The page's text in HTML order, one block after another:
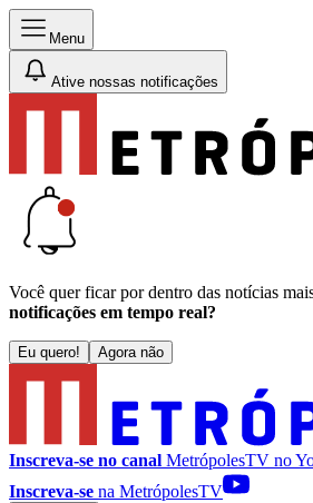
Menu
Ative nossas notificações
Você quer ficar por dentro das notícias
notificações em tempo real?
Eu quero! Agora não
Inscreva-se no canal MetrópolesTV no
Inscreva-se na MetrópolesTV